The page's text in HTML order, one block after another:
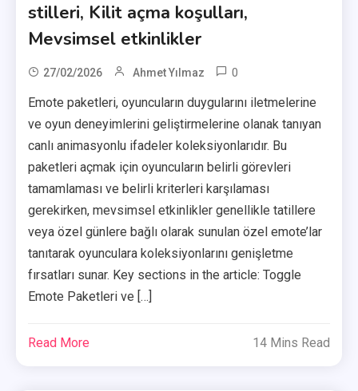
stilleri, Kilit açma koşulları,
Mevsimsel etkinlikler
27/02/2026 Ahmet Yılmaz 0
Emote paketleri, oyuncuların duygularını iletmelerine
ve oyun deneyimlerini geliştirmelerine olanak tanıyan
canlı animasyonlu ifadeler koleksiyonlarıdır. Bu
paketleri açmak için oyuncuların belirli görevleri
tamamlaması ve belirli kriterleri karşılaması
gerekirken, mevsimsel etkinlikler genellikle tatillere
veya özel günlere bağlı olarak sunulan özel emote’lar
tanıtarak oyunculara koleksiyonlarını genişletme
fırsatları sunar. Key sections in the article: Toggle
Emote Paketleri ve […]
Read More 14 Mins Read